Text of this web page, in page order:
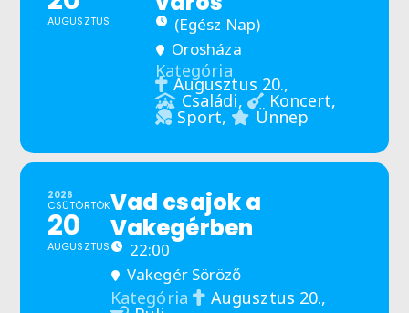
AUGUSZTUS
(Egész Nap)
Orosháza
Kategória
Augusztus 20.,
Családi, Koncert,
Sport, Ünnep
2026
CSÜTÖRTÖK
20
AUGUSZTUS
Vad csajok a
Vakegérben
22:00
Vakegér Söröző
Kategória Augusztus 20.,